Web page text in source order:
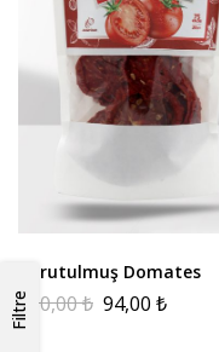
Filtre
Kurutulmuş Domates
150,00₺ 94,00 ₺